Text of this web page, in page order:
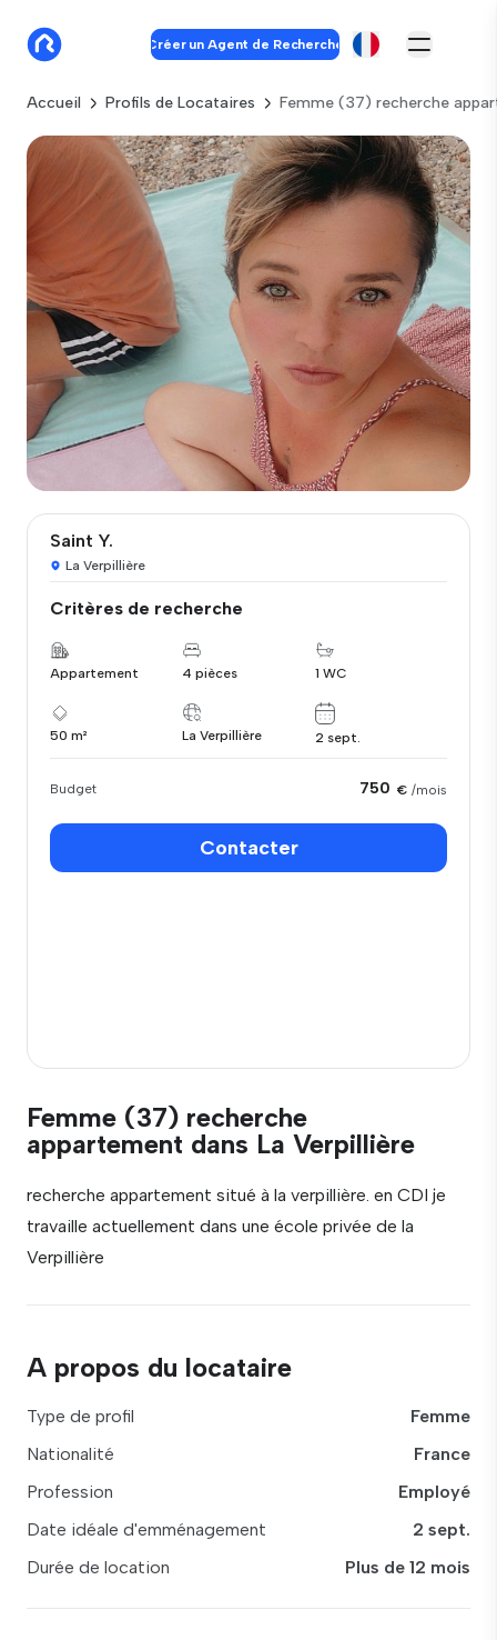
Créer un Agent de Recherche
Accueil Profils de Locataires Femme (37) recherche
Saint Y.
La Verpillière
Critères de recherche
Appartement 4 pièces 1 WC
50 m² La Verpillière 2 sept.
Budget 750 € /mois
Contacter
Femme (37) recherche
appartement dans La Verpillière
recherche appartement situé à la verpillière. en CDI je
travaille actuellement dans une école privée de la
Verpillière
A propos du locataire
Type de profil
Femme
Nationalité
France
Profession
Employé
Date idéale d'emménagement
2 sept.
Durée de location
Plus de 12 mois